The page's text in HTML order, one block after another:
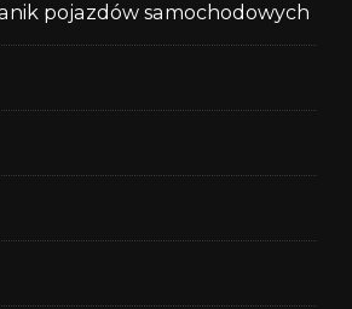
pojazdów samochodowych